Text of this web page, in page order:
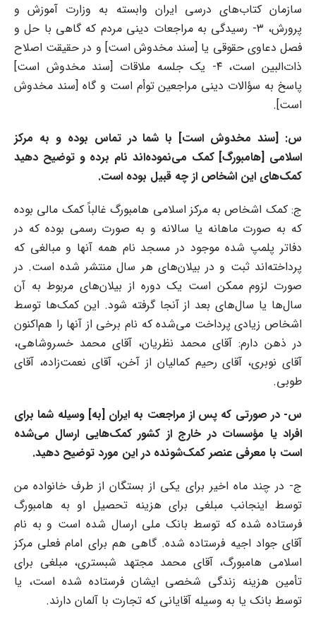
سازمان کتاب‌های درسی ایران وابسته به وزارت آموزش و
پرورش، ۳- رسیدگی به مراجعات دینی مردم که گاهی با حل و
فصل دعاوی حقوقی یا [سند مخدوش است] و در حقیقت اصلاح
ذات‌البین است، ۴- یک جلسه ملاقات [سند مخدوش است]
پاسخ به سؤالات دینی مراجعین توأم است و گاه [سند مخدوش
است].
س: [سند مخدوش است] با شما در تماس بوده و به مرکز
اسلامی [هامبورگ] کمک می‌نموده‌اند نام برده و توضیح دهید
کمک‌های این اشخاص از چه قبیل بوده است.
ج: کمک اشخاص به مرکز اسلامی هامبورگ غالباً کمک مالی بوده
که به صورت ماهانه یا سالانه و به صورت رسمی بوده که در
دفاتر پلمپ شده موجود در مسجد نام همه آنها و مبالغی که
پرداخته‌اند ثبت و در بیلان‌های هر سال منتشر شده است. در
صورت لزوم ممکن است یک دوره از بیلان‌های مربوط به آن
سال‌ها یا سال‌های بعد از آنجا گرفته شود. این کمک‌ها توسط
اشخاص زیادی پرداخت می‌شده که نام برخی از آنها را هم‌اکنون
در ذهن دارم: آقای محمد نظریان، آقای محمد خسروشاهی،
آقای نوبری، آقای رحیم کمالیان از آخن، آقای نعمت‌زاده، آقای
طوبی.
س- در صورتی که پس از مراجعت به ایران [به] وسیله شما برای
افراد یا مؤسسات در خارج از کشور کمک‌هایی ارسال می‌شده
است با معرفی عنصر کمک‌شونده در این مورد توضیح دهید.
ج- در چند ماه اخیر برای یکی از بستگان از طرف خانواده من
توسط اینجانب مبلغی برای هزینه تحصیل او به‌ هامبورگ
فرستاده شده که توسط بانک ملی ارسال شده است و به نام
آقای جواد اجیه فرستاده شده. گاهی هم برای امام فعلی مرکز
اسلامی‌ هامبورگ، آقای محمد مجتهد شبستری، مبلغی برای
تأمین هزینه زندگی شخصی ایشان فرستاده شده است، یا
توسط بانک یا به وسیله آقایانی که تجارت با آلمان دارند.